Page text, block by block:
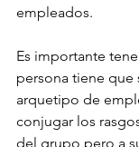
empleados.
Es importante
persona tiene que
arquetipo de
conjugar los
del grupo pero a